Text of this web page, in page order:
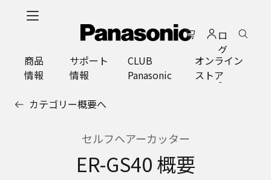
ロ
グ
イ
ン
商品
情報
サポート
情報
CLUB
Panasonic
オンライン
ストア
カテゴリー概要へ
セルフヘアーカッター
ER-GS40 概要